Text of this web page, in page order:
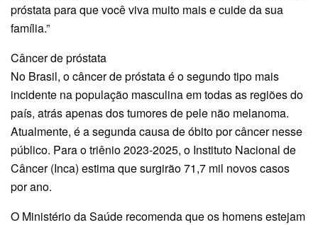
próstata para que você viva muito mais e cuide da sua
família.”
Câncer de próstata
No Brasil, o câncer de próstata é o segundo tipo mais
incidente na população masculina em todas as regiões do
país, atrás apenas dos tumores de pele não melanoma.
Atualmente, é a segunda causa de óbito por câncer nesse
público. Para o triênio 2023-2025, o Instituto Nacional de
Câncer (Inca) estima que surgirão 71,7 mil novos casos
por ano.
O Ministério da Saúde recomenda que os homens estejam